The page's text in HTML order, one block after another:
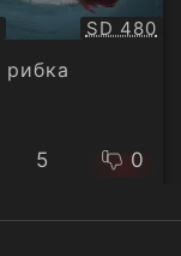
SD 480
5 0